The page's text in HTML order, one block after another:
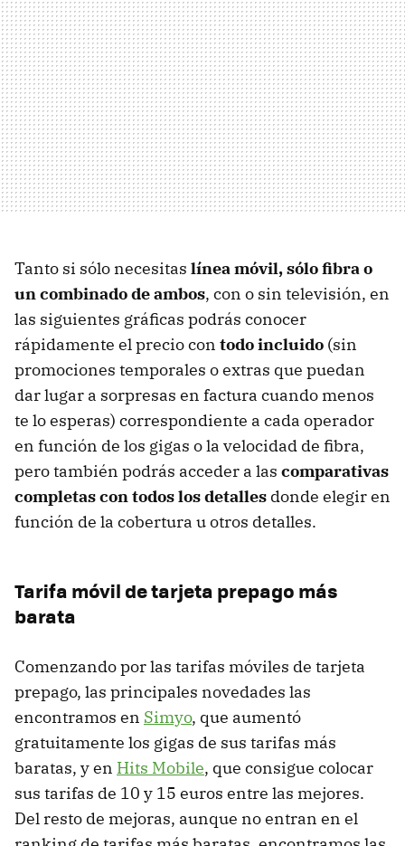
Tanto si sólo necesitas línea móvil, sólo fibra o
un combinado de ambos, con o sin televisión, en
las siguientes gráficas podrás conocer
rápidamente el precio con todo incluido (sin
promociones temporales o extras que puedan
dar lugar a sorpresas en factura cuando menos
te lo esperas) correspondiente a cada operador
en función de los gigas o la velocidad de fibra,
pero también podrás acceder a las comparativas
completas con todos los detalles donde elegir en
función de la cobertura u otros detalles.
Tarifa móvil de tarjeta prepago más
barata
Comenzando por las tarifas móviles de tarjeta
prepago, las principales novedades las
encontramos en Simyo, que aumentó
gratuitamente los gigas de sus tarifas más
baratas, y en Hits Mobile, que consigue colocar
sus tarifas de 10 y 15 euros entre las mejores.
Del resto de mejoras, aunque no entran en el